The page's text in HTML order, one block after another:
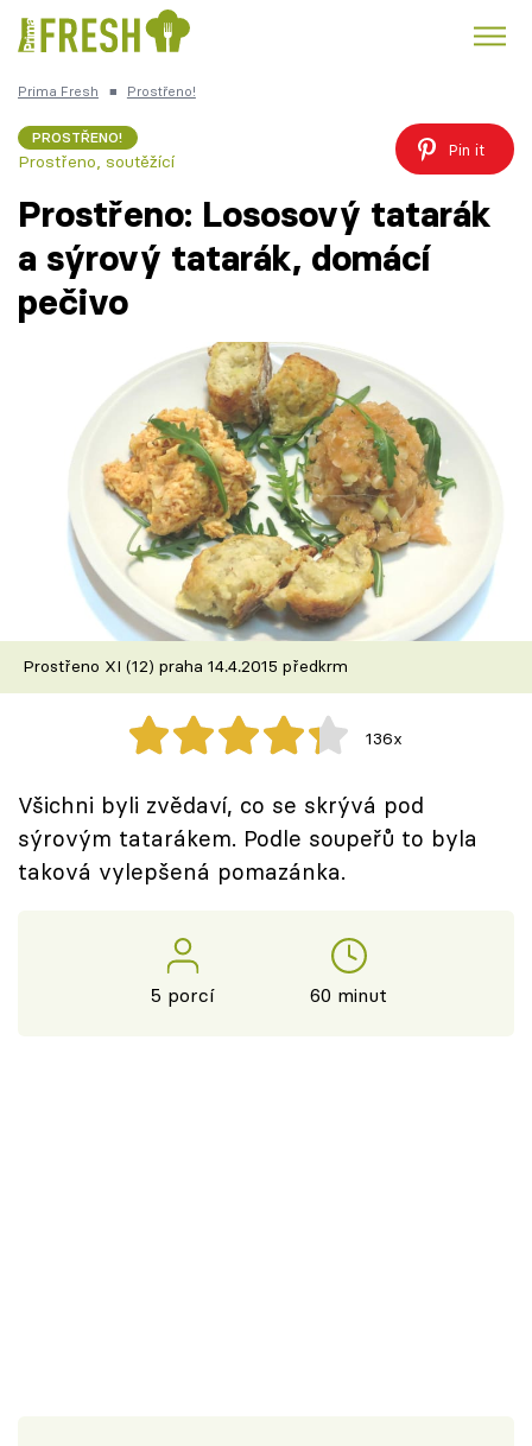
Česká kuchyně
Témata
Recepty
Články
TV Program
Škola vaření
Recepty z TV
Speciál: Cuketa
Těhotnej kuchař
Přihlášení
Prima Fresh ■ Prostřeno!
PROSTŘENO!
Prostřeno, soutěžící
Pin it
Prostřeno: Lososový tatarák
a sýrový tatarák, domácí
pečivo
Prostřeno XI (12) praha 14.4.2015 předkrm
136x
Všichni byli zvědaví, co se skrývá pod
sýrovým tatarákem. Podle soupeřů to byla
taková vylepšená pomazánka.
5 porcí 60 minut